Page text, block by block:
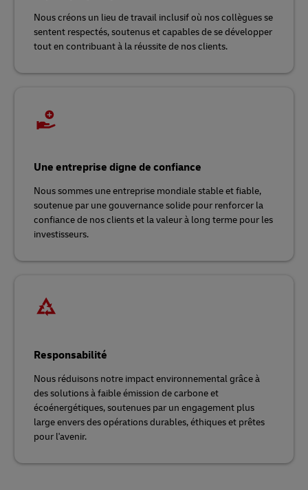
Nous créons un lieu de travail inclusif où nos collègues se
sentent respectés, soutenus et capables de se développer
tout en contribuant à la réussite de nos clients.
Une entreprise digne de confiance
Nous sommes une entreprise mondiale stable et fiable,
soutenue par une gouvernance solide pour renforcer la
confiance de nos clients et la valeur à long terme pour les
investisseurs.
Responsabilité
Nous réduisons notre impact environnemental grâce à
des solutions à faible émission de carbone et
écoénergétiques, soutenues par un engagement plus
large envers des opérations durables, éthiques et prêtes
pour l'avenir.